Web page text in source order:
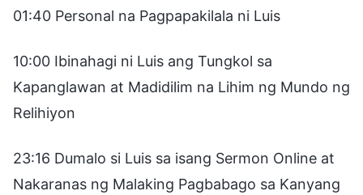
01:40 Personal na Pagpapakilala ni Luis
10:00 Ibinahagi ni Luis ang Tungkol sa
Kapanglawan at Madidilim na Lihim ng Mundo ng
Relihiyon
23:16 Dumalo si Luis sa isang Sermon Online at
Nakaranas ng Malaking Pagbabago sa Kanyang